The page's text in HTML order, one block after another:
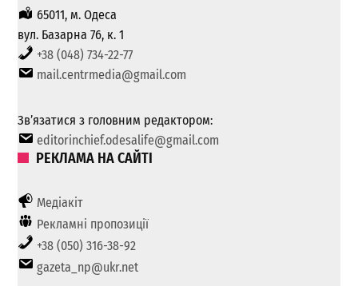
65011, м. Одеса
вул. Базарна 76, к. 1
+38 (048) 734-22-77
mail.centrmedia@gmail.com
Зв’язатися з головним редактором:
editorinchief.odesalife@gmail.com
РЕКЛАМА НА САЙТІ
Медіакіт
Рекламні пропозиції
+38 (050) 316-38-92
gazeta_np@ukr.net